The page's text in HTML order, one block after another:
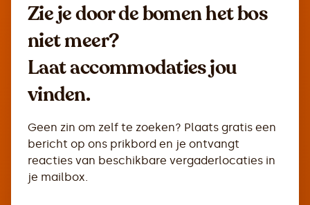
Zie je door de bomen het bos
niet meer?
Laat accommodaties jou
vinden.
Geen zin om zelf te zoeken? Plaats gratis een
bericht op ons prikbord en je ontvangt
reacties van beschikbare vergaderlocaties in
je mailbox.